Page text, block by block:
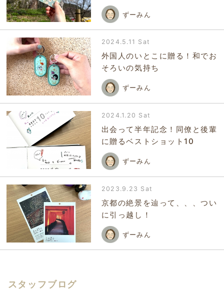
ずーみん
2024.5.11 Sat
外国人のいとこに贈る！和でお
そろいの気持ち
ずーみん
2024.1.20 Sat
出会って半年記念！同僚と後輩
に贈るベストショット10
ずーみん
2023.9.23 Sat
京都の絶景を辿って、、、つい
に引っ越し！
ずーみん
スタッフブログ